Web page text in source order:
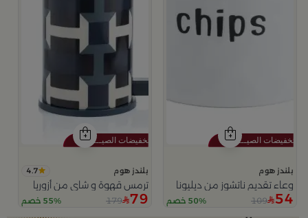
بلندز هوم
وعاء تقديم ناتشوز من ديليونا
54
109 50% خصم
بلندز هوم 4.7
ترمس قهوة و شاي من أزوريا
79
179 55% خصم